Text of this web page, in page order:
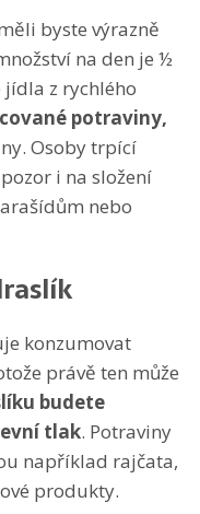
byste výrazně
na den je ½
jídla z rychlého
potraviny,
Osoby trpící
i na složení
nebo
konzumovat
právě ten může
budete
tlak. Potraviny
například rajčata,
produkty.